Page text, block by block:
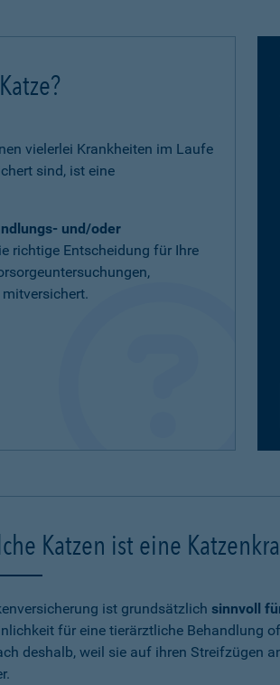
vielerlei Krankheiten im Laufe
sind, ist eine
und/oder
richtige Entscheidung für Ihre
Katzen ist eine
ist grundsätzlich sinnvoll
für eine tierärztliche Behandlung
deshalb, weil sie auf ihren Streifzügen